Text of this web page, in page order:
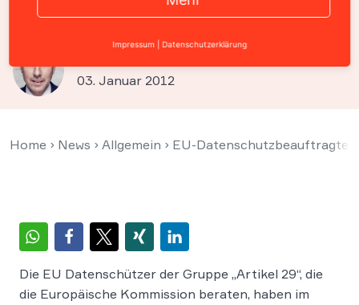
Cookie-Einsatz
03. Januar 2012
Home › News › Allgemein › EU-Datenschutzbeauftragte
Die EU Datenschützer der Gruppe „Artikel 29“, die
die Europäische Kommission beraten, haben im
Impressum Datenschutzerklärung